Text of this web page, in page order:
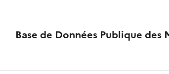
Base de Données Publique des